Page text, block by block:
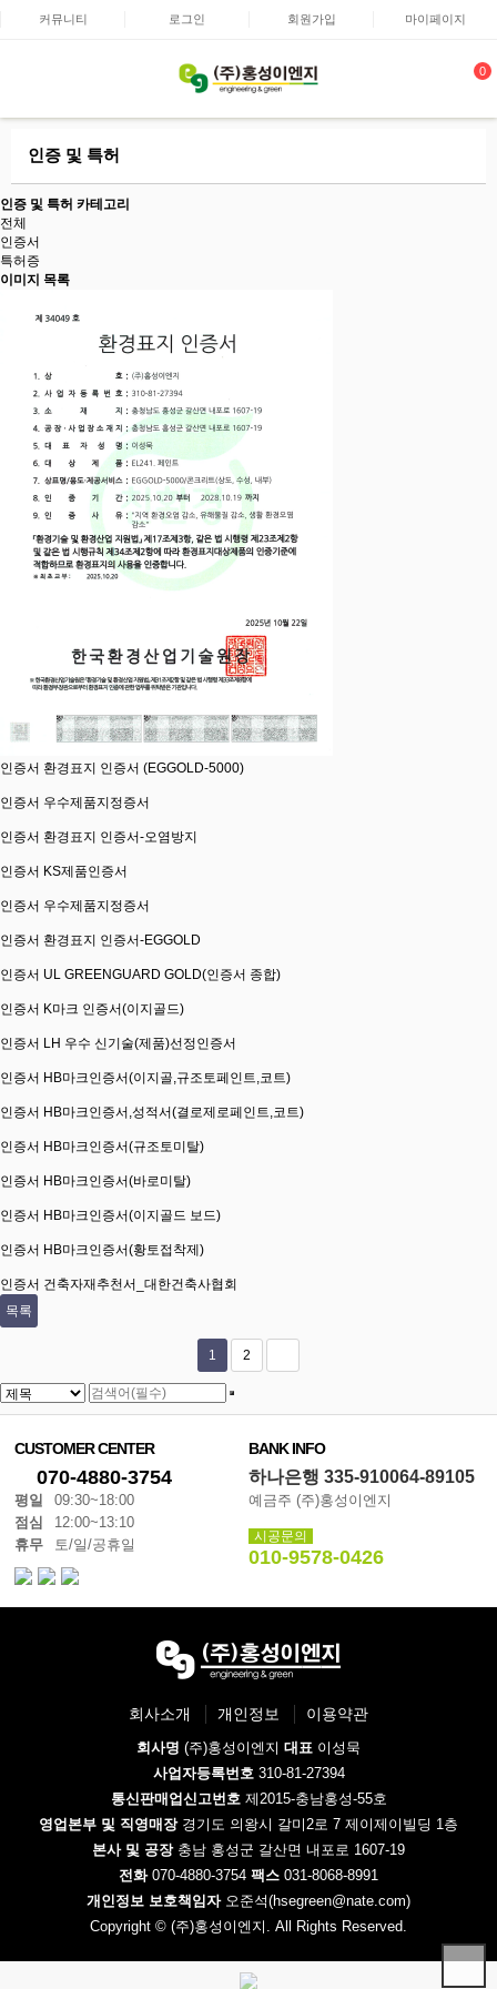
커뮤니티 로그인 회원가입 마이페이지
0
인증 및 특허
인증 및 특허 카테고리
전체
인증서
특허증
이미지 목록
인증서 환경표지 인증서 (EGGOLD-5000)
인증서 우수제품지정증서
인증서 환경표지 인증서-오염방지
인증서 KS제품인증서
인증서 우수제품지정증서
인증서 환경표지 인증서-EGGOLD
인증서 UL GREENGUARD GOLD(인증서 종합)
인증서 K마크 인증서(이지골드)
인증서 LH 우수 신기술(제품)선정인증서
인증서 HB마크인증서(이지골,규조토페인트,코트)
인증서 HB마크인증서,성적서(결로제로페인트,코트)
인증서 HB마크인증서(규조토미탈)
인증서 HB마크인증서(바로미탈)
인증서 HB마크인증서(이지골드 보드)
인증서 HB마크인증서(황토접착제)
인증서 건축자재추천서_대한건축사협회
목록
1 2
CUSTOMER CENTER
070-4880-3754
평일
09:30~18:00
점심
12:00~13:10
휴무
토/일/공휴일
BANK INFO
하나은행 335-910064-89105
예금주 (주)홍성이엔지
시공문의
010-9578-0426
회사소개 개인정보 이용약관
회사명 (주)홍성이엔지 대표 이성묵
사업자등록번호 310-81-27394
통신판매업신고번호 제2015-충남홍성-55호
영업본부 및 직영매장경기도 의왕시 갈미2로 7 제이제이빌딩 1층
본사 및 공장충남 홍성군 갈산면 내포로 1607-19
전화 070-4880-3754 팩스 031-8068-8991
개인정보 보호책임자오준석(hsegreen@nate.com)
Copyright © (주)홍성이엔지. All Rights Reserved.